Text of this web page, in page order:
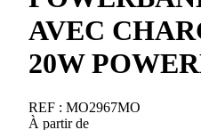
AVEC
20W
REF : MO2967MO
À partir de